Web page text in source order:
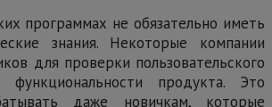
программах не обязательно иметь
знания. Некоторые компании
для проверки пользовательского
функциональности продукта. Это
даже новичкам, которые